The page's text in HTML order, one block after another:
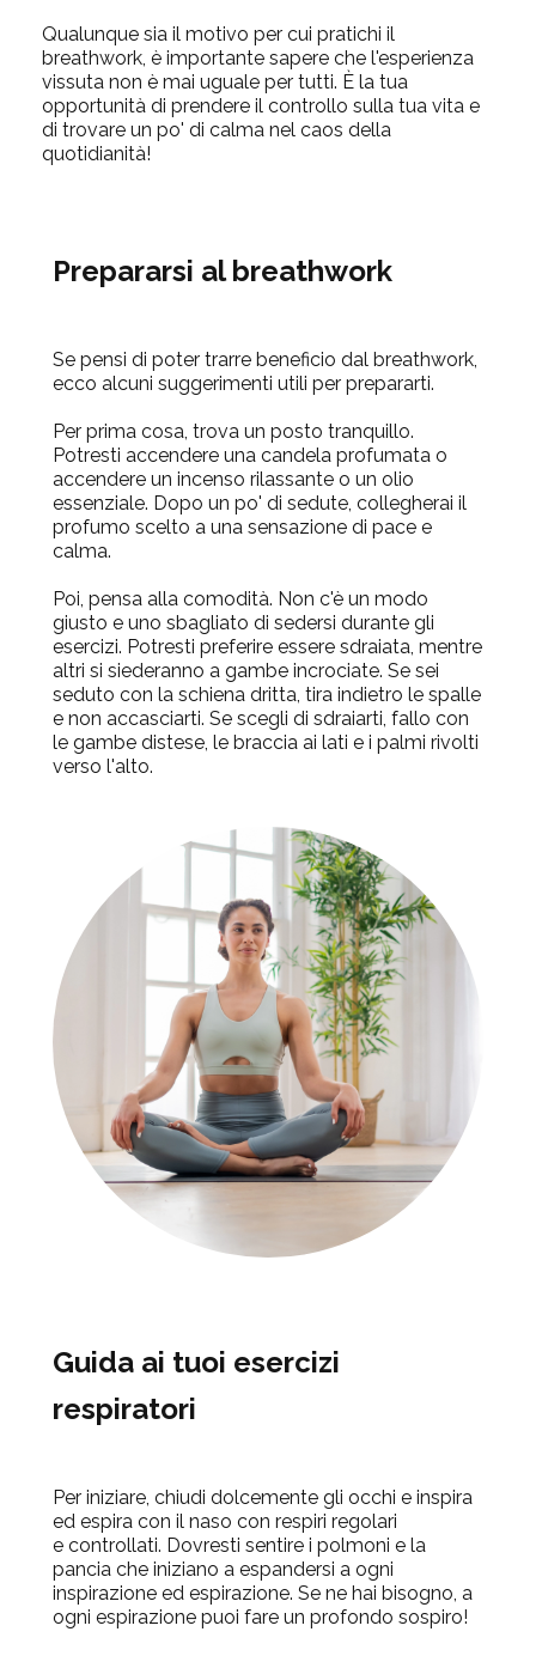
Qualunque sia il motivo per cui pratichi il
breathwork, è importante sapere che l'esperienza
vissuta non è mai uguale per tutti. È la tua
opportunità di prendere il controllo sulla tua vita e
di trovare un po' di calma nel caos della
quotidianità!
Prepararsi al breathwork
Se pensi di poter trarre beneficio dal breathwork,
ecco alcuni suggerimenti utili per prepararti.
Per prima cosa, trova un posto tranquillo.
Potresti accendere una candela profumata o
accendere un incenso rilassante o un olio
essenziale. Dopo un po' di sedute, collegherai il
profumo scelto a una sensazione di pace e
calma.
Poi, pensa alla comodità. Non c'è un modo
giusto e uno sbagliato di sedersi durante gli
esercizi. Potresti preferire essere sdraiata, mentre
altri si siederanno a gambe incrociate. Se sei
seduto con la schiena dritta, tira indietro le spalle
e non accasciarti. Se scegli di sdraiarti, fallo con
le gambe distese, le braccia ai lati e i palmi rivolti
verso l'alto.
Guida ai tuoi esercizi
respiratori
Per iniziare, chiudi dolcemente gli occhi e inspira
ed espira con il naso con respiri regolari
e controllati. Dovresti sentire i polmoni e la
pancia che iniziano a espandersi a ogni
inspirazione ed espirazione. Se ne hai bisogno, a
ogni espirazione puoi fare un profondo sospiro!